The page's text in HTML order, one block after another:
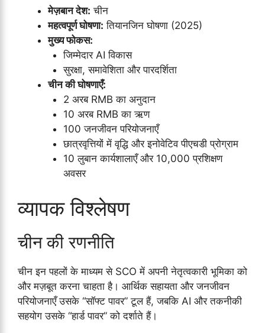
मेज़बान देश: चीन
महत्वपूर्ण घोषणा: तियानजिन घोषणा (2025)
मुख्य फोकस:
जिम्मेदार AI विकास
सुरक्षा, समावेशिता और पारदर्शिता
चीन की घोषणाएँ:
2 अरब RMB का अनुदान
10 अरब RMB का ऋण
100 जनजीवन परियोजनाएँ
छात्रवृत्तियों में वृद्धि और इनोवेटिव पीएचडी प्रोग्राम
10 लुबान कार्यशालाएँ और 10,000 प्रशिक्षण
अवसर
व्यापक विश्लेषण
चीन की रणनीति
चीन इन पहलों के माध्यम से SCO में अपनी नेतृत्वकारी भूमिका को
और मज़बूत करना चाहता है। आर्थिक सहायता और जनजीवन
परियोजनाएँ उसके “सॉफ्ट पावर” टूल हैं, जबकि AI और तकनीकी
सहयोग उसके “हार्ड पावर” को दर्शाते हैं।